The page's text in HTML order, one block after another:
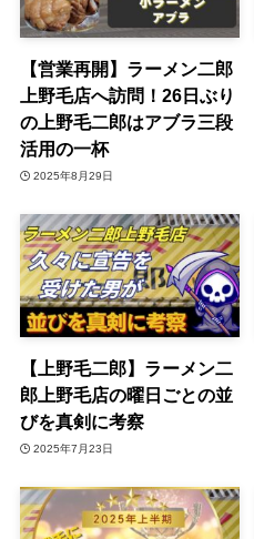
【営業再開】ラーメン二郎
上野毛店へ訪問！26日ぶり
の上野毛二郎はアブラ三段
活用の一杯
2025年8月29日
【上野毛二郎】ラーメン二
郎上野毛店の曜日ごとの並
びを真剣に考察
2025年7月23日